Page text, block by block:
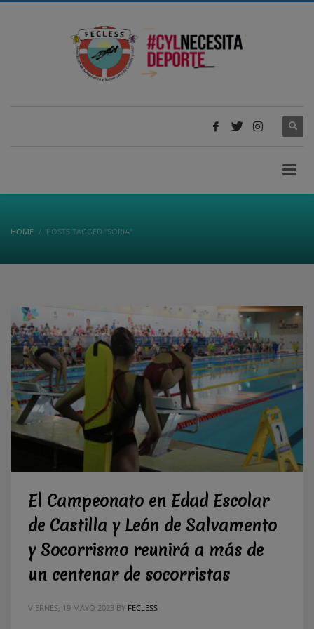
HOME POSTS TAGGED "SORIA"
El Campeonato en Edad Escolar
de Castilla y León de Salvamento
y Socorrismo reunirá a más de
un centenar de socorristas
VIERNES, 19 MAYO 2023 BY FECLESS